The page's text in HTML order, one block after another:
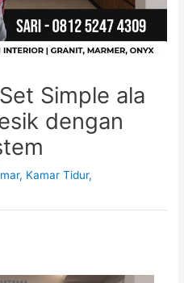
Simple ala
dengan
, Kamar Tidur,